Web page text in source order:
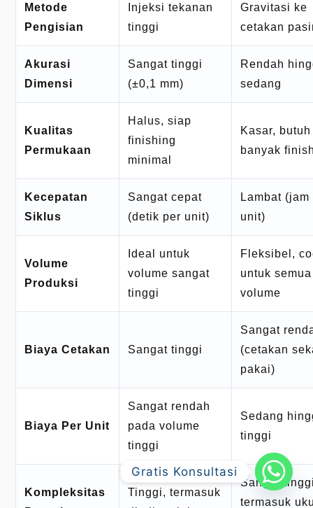
Metode
Pengisian
Injeksi tekanan
tinggi
Gravitasi ke
cetakan
Akurasi
Dimensi
Sangat tinggi
(±0,1 mm)
Rendah
sedang
Kualitas
Permukaan
Halus, siap
finishing
minimal
Kasar, butuh
banyak
Kecepatan
Siklus
Sangat cepat
(detik per unit)
Lambat (jam
unit)
Volume
Produksi
Ideal untuk
volume sangat
tinggi
Fleksibel,
untuk semua
volume
Biaya Cetakan Sangat tinggi
Sangat
(cetakan
pakai)
Biaya Per Unit
Sangat rendah
pada volume
tinggi
Sedang
tinggi
Kompleksitas
Tinggi, termasuk
Sangat
termasuk
Gratis Konsultasi